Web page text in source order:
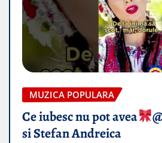
MUZICA POPULARA
Ce iubesc nu pot avea
si Stefan Andreica